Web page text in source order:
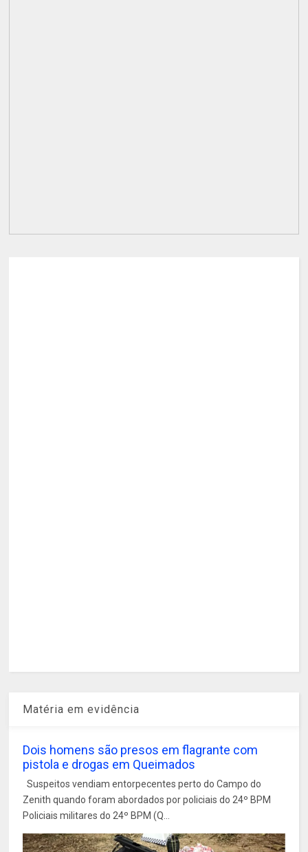
Matéria em evidência
Dois homens são presos em flagrante com
pistola e drogas em Queimados
Suspeitos vendiam entorpecentes perto do Campo do
Zenith quando foram abordados por policiais do 24º BPM
Policiais militares do 24º BPM (Q...